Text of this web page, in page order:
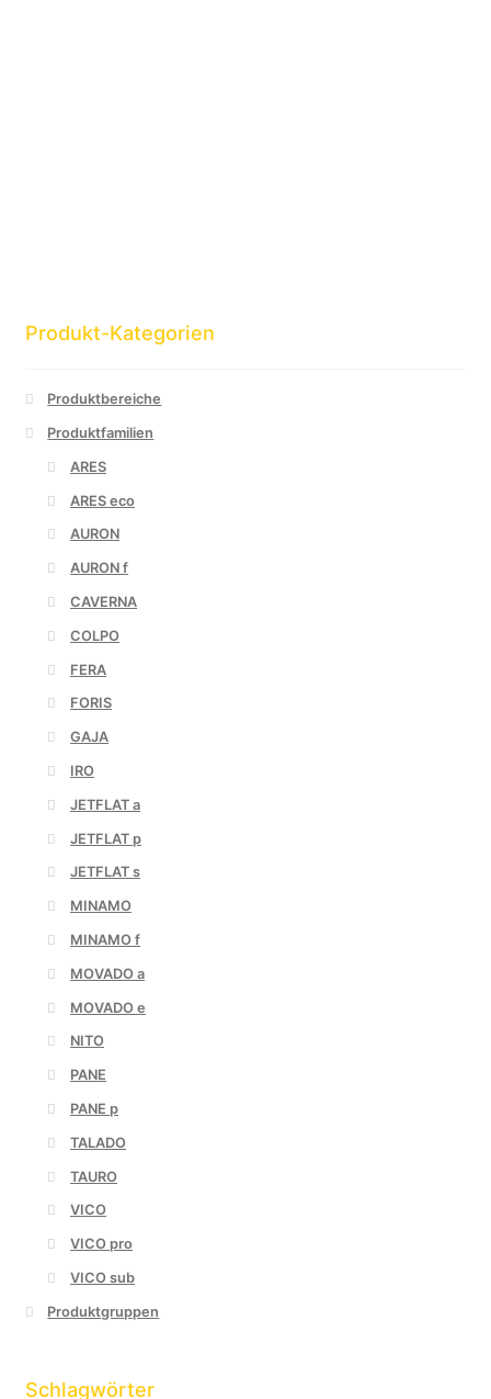
Produkt-Kategorien
Produktbereiche
Produktfamilien
ARES
ARES eco
AURON
AURON f
CAVERNA
COLPO
FERA
FORIS
GAJA
IRO
JETFLAT a
JETFLAT p
JETFLAT s
MINAMO
MINAMO f
MOVADO a
MOVADO e
NITO
PANE
PANE p
TALADO
TAURO
VICO
VICO pro
VICO sub
Produktgruppen
Schlagwörter